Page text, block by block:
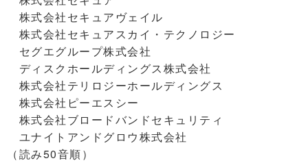
株式会社セキュアヴェイル
株式会社セキュアスカイ・テクノロジー
セグエグループ株式会社
ディスクホールディングス株式会社
株式会社テリロジーホールディングス
株式会社ピーエスシー
株式会社ブロードバンドセキュリティ
ユナイトアンドグロウ株式会社
（読み50音順）